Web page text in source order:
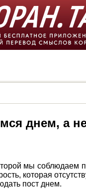
днем, а
мы соблюдаем
которая
пост днем.